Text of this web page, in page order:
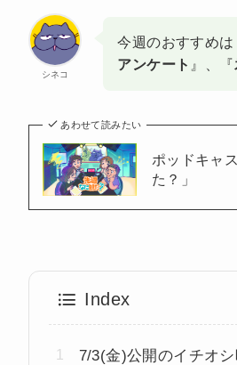
シネコ
今週のおすすめは
アンケート 』、『
あわせて読みたい
ポッドキャ
た？」
Index
7/3(金)公開のイチオ